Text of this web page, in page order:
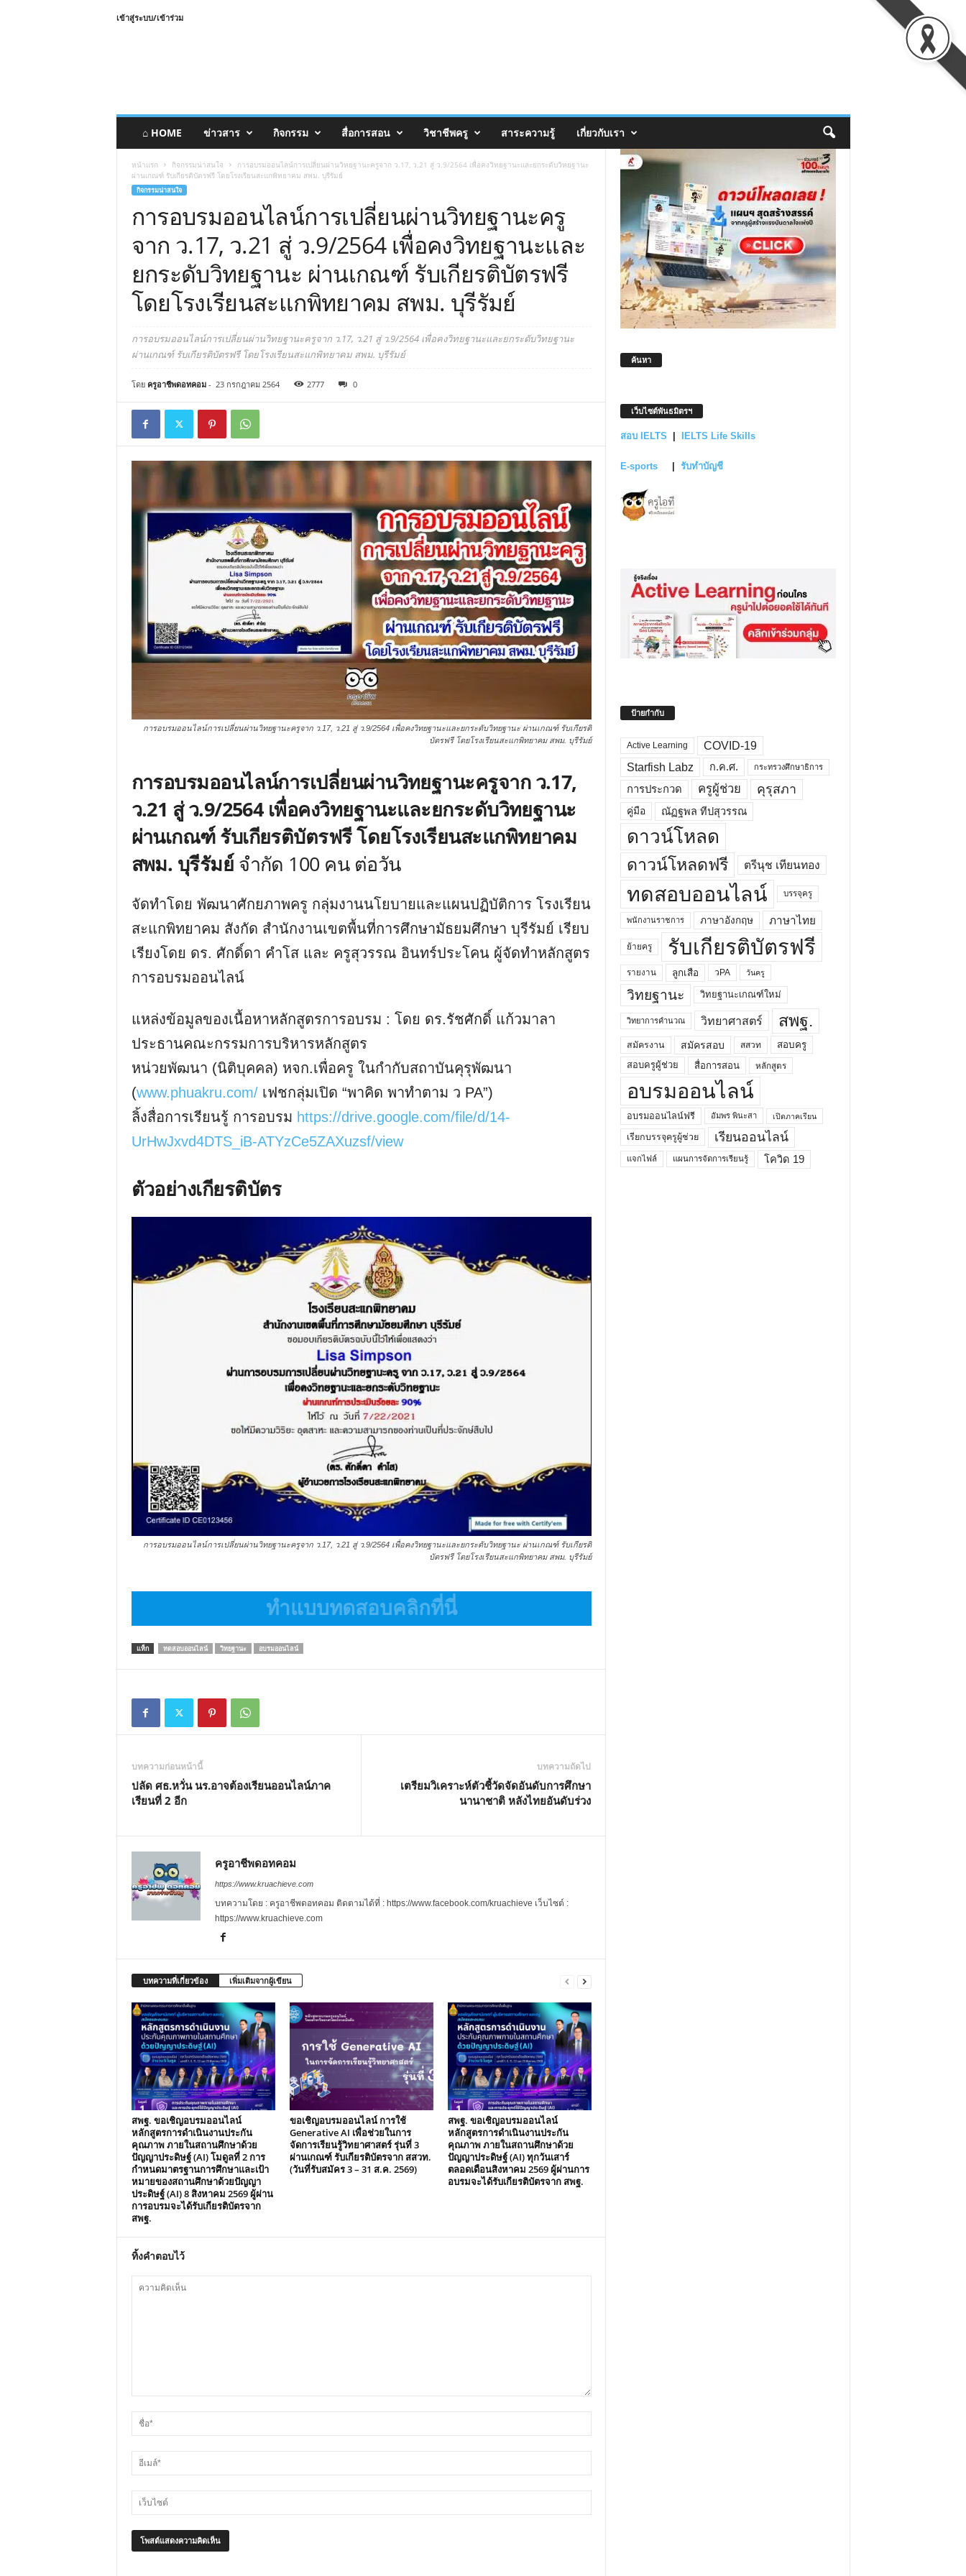
เข้าสู่ระบบ/เข้าร่วม
⌂ HOME ข่าวสาร กิจกรรม สื่อการสอน วิชาชีพครู สาระความรู้ เกี่ยวกับเรา
หน้าแรก กิจกรรมน่าสนใจ
การอบรมออนไลน์การเปลี่ยนผ่านวิทยฐานะครูจาก ว.17, ว.21 สู่ ว.9/2564 เพื่อคงวิทยฐานะและยกระดับวิทยฐานะ
ผ่านเกณฑ์ รับเกียรติบัตรฟรี โดยโรงเรียนสะแกพิทยาคม สพม. บุรีรัมย์
กิจกรรมน่าสนใจ
การอบรมออนไลน์การเปลี่ยนผ่านวิทยฐานะครู
จาก ว.17, ว.21 สู่ ว.9/2564 เพื่อคงวิทยฐานะและ
ยกระดับวิทยฐานะ ผ่านเกณฑ์ รับเกียรติบัตรฟรี
โดยโรงเรียนสะแกพิทยาคม สพม. บุรีรัมย์
การอบรมออนไลน์การเปลี่ยนผ่านวิทยฐานะครูจาก ว.17, ว.21 สู่ ว.9/2564 เพื่อคงวิทยฐานะและยกระดับวิทยฐานะ
ผ่านเกณฑ์ รับเกียรติบัตรฟรี โดยโรงเรียนสะแกพิทยาคม สพม. บุรีรัมย์
โดย ครูอาชีพดอทคอม- 23 กรกฎาคม 2564 2777 0
การอบรมออนไลน์การเปลี่ยนผ่านวิทยฐานะครูจาก ว.17, ว.21 สู่ ว.9/2564 เพื่อคงวิทยฐานะและยกระดับวิทยฐานะ ผ่านเกณฑ์ รับเกียรติ
บัตรฟรี โดยโรงเรียนสะแกพิทยาคม สพม. บุรีรัมย์
การอบรมออนไลน์การเปลี่ยนผ่านวิทยฐานะครูจาก ว.17,
ว.21 สู่ ว.9/2564 เพื่อคงวิทยฐานะและยกระดับวิทยฐานะ
ผ่านเกณฑ์ รับเกียรติบัตรฟรี โดยโรงเรียนสะแกพิทยาคม
สพม. บุรีรัมย์จำกัด 100 คน ต่อวัน
จัดทำโดย พัฒนาศักยภาพครู กลุ่มงานนโยบายและแผนปฏิบัติการ โรงเรียน
สะแกพิทยาคม สังกัด สำนักงานเขตพื้นที่การศึกษามัธยมศึกษา บุรีรัมย์ เรียบ
เรียงโดย ดร. ศักดิ์ดา คำโส และ ครูสุวรรณ อินทร์ประโคน ผู้จัดทำหลักสูตร
การอบรมออนไลน์
แหล่งข้อมูลของเนื้อหาหลักสูตรการอบรม : โดย ดร.รัชศักดิ์ แก้วมาลา
ประธานคณะกรรมการบริหารหลักสูตร
หน่วยพัฒนา (นิติบุคคล) หจก.เพื่อครู ในกำกับสถาบันคุรุพัฒนา
(www.phuakru.com/เฟชกลุ่มเปิด “พาคิด พาทำตาม ว PA”)
ลิ้งสื่อการเรียนรู้ การอบรม https://drive.google.com/file/d/14-
UrHwJxvd4DTS_iB-ATYzCe5ZAXuzsf/view
ตัวอย่างเกียรติบัตร
การอบรมออนไลน์การเปลี่ยนผ่านวิทยฐานะครูจาก ว.17, ว.21 สู่ ว.9/2564 เพื่อคงวิทยฐานะและยกระดับวิทยฐานะ ผ่านเกณฑ์ รับเกียรติ
บัตรฟรี โดยโรงเรียนสะแกพิทยาคม สพม. บุรีรัมย์
ทำแบบทดสอบคลิกที่นี่
แท็ก ทดสอบออนไลน์ วิทยฐานะ อบรมออนไลน์
บทความก่อนหน้านี้
ปลัด ศธ.หวั่น นร.อาจต้องเรียนออนไลน์ภาค
เรียนที่ 2 อีก
บทความถัดไป
เตรียมวิเคราะห์ตัวชี้วัดจัดอันดับการศึกษา
นานาชาติ หลังไทยอันดับร่วง
ครูอาชีพดอทคอม
https://www.kruachieve.com
บทความโดย : ครูอาชีพดอทคอม ติดตามได้ที่ : https://www.facebook.com/kruachieve เว็บไซต์ :
https://www.kruachieve.com
บทความที่เกี่ยวข้อง เพิ่มเติมจากผู้เขียน
สพฐ. ขอเชิญอบรมออนไลน์
หลักสูตรการดำเนินงานประกัน
คุณภาพ ภายในสถานศึกษาด้วย
ปัญญาประดิษฐ์ (AI) โมดูลที่ 2 การ
กำหนดมาตรฐานการศึกษาและเป้า
หมายของสถานศึกษาด้วยปัญญา
ประดิษฐ์ (AI) 8 สิงหาคม 2569 ผู้ผ่าน
การอบรมจะได้รับเกียรติบัตรจาก
สพฐ.
ขอเชิญอบรมออนไลน์ การใช้
Generative AI เพื่อช่วยในการ
จัดการเรียนรู้วิทยาศาสตร์ รุ่นที่ 3
ผ่านเกณฑ์ รับเกียรติบัตรจาก สสวท.
(วันที่รับสมัคร 3 – 31 ส.ค. 2569)
สพฐ. ขอเชิญอบรมออนไลน์
หลักสูตรการดำเนินงานประกัน
คุณภาพ ภายในสถานศึกษาด้วย
ปัญญาประดิษฐ์ (AI) ทุกวันเสาร์
ตลอดเดือนสิงหาคม 2569 ผู้ผ่านการ
อบรมจะได้รับเกียรติบัตรจาก สพฐ.
ทิ้งคำตอบไว้
ค้นหา
เว็บไซต์พันธมิตรฯ
สอบ IELTS IELTS Life Skills
E-sports รับทำบัญชี
ป้ายกำกับ
Active Learning
COVID-19
Starfish Labz
ก.ค.ศ. กระทรวงศึกษาธิการ
การประกวด ครูผู้ช่วย คุรุสภา
คู่มือ ณัฏฐพล ทีปสุวรรณ
ดาวน์โหลด
ดาวน์โหลดฟรี ตรีนุช เทียนทอง
ทดสอบออนไลน์ บรรจุครู
พนักงานราชการ ภาษาอังกฤษ ภาษาไทย
ย้ายครู รับเกียรติบัตรฟรี
รายงาน ลูกเสือ วPA วันครู
วิทยฐานะ วิทยฐานะเกณฑ์ใหม่
วิทยาการคำนวณ วิทยาศาสตร์ สพฐ.
สมัครงาน สมัครสอบ สสวท
สอบครู
สอบครูผู้ช่วย
สื่อการสอน หลักสูตร
อบรมออนไลน์
อบรมออนไลน์ฟรี อัมพร พินะสา เปิดภาคเรียน
เรียกบรรจุครูผู้ช่วย เรียนออนไลน์
แจกไฟล์ แผนการจัดการเรียนรู้ โควิด 19